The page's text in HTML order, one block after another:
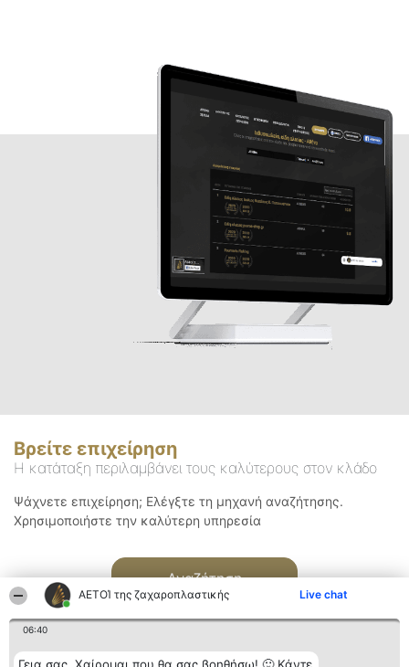
ΑΕΤΟΊ της ζαχαροπλαστικής Live chat
06:40
Βρείτε επιχείρηση
Η κατάταξη περιλαμβάνει τους καλύτερους στον κλάδο
Ψάχνετε επιχείρηση; Ελέγξτε τη μηχανή αναζήτησης.
Χρησιμοποιήστε την καλύτερη υπηρεσία
Αναζήτηση